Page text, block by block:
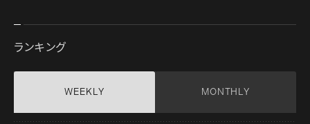
ランキング
WEEKLY MONTHLY